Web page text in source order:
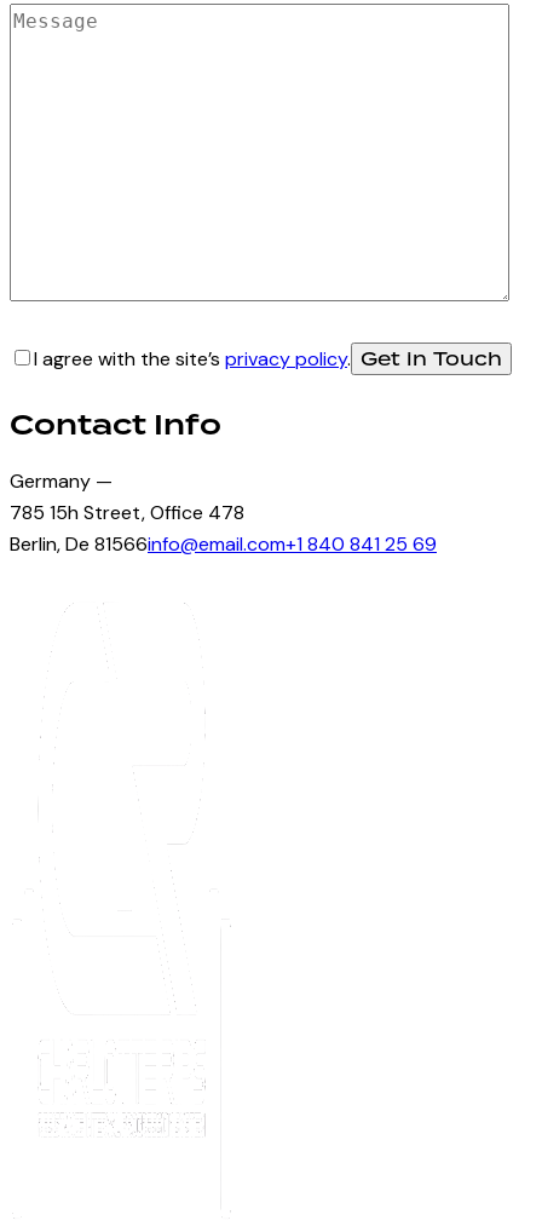
I agree with the site’s privacy policy.
Contact Info
Germany —
785 15h Street, Office 478
Berlin, De 81566info@email.com+1 840 841 25 69